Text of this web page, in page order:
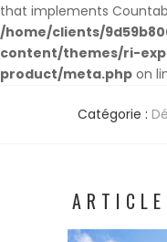
that implements
/home/clients/
content/themes/ri-
product/meta.php on
Catégorie :